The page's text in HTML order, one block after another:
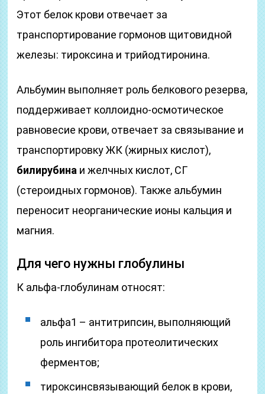
Этот белок крови отвечает за
транспортирование гормонов щитовидной
железы: тироксина и трийодтиронина.
Альбумин выполняет роль белкового резерва,
поддерживает коллоидно-осмотическое
равновесие крови, отвечает за связывание и
транспортировку ЖК (жирных кислот),
билирубина и желчных кислот, СГ
(стероидных гормонов). Также альбумин
переносит неорганические ионы кальция и
магния.
Для чего нужны глобулины
К альфа-глобулинам относят:
альфа1 – антитрипсин, выполняющий
роль ингибитора протеолитических
ферментов;
тироксинсвязывающий белок в крови,